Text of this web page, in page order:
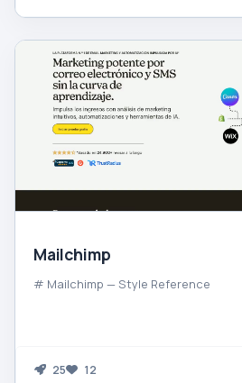
Mailchimp
# Mailchimp — Style Reference
25 12